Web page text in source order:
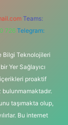
Teams:
726 Telegram:
Bilgi Teknolojileri
Yer Sağlayıcı
proaktif
taşımakta olup,
Bu internet